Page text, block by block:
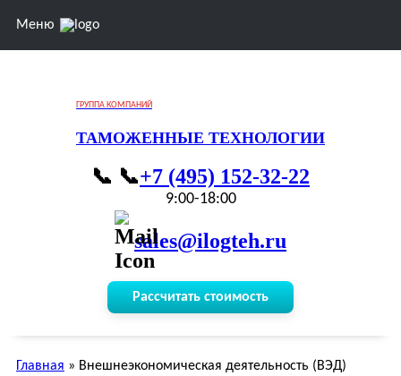
ГРУППА КОМПАНИЙ
ТАМОЖЕННЫЕ ТЕХНОЛОГИИ
📞+7 (495) 152-32-22
9:00-18:00
sales@ilogteh.ru
Рассчитать стоимость
Главная » Внешнеэкономическая деятельность (ВЭД)
Меню